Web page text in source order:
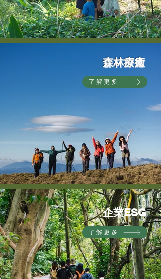
森林療癒
了解更多
企業ESG
了解更多